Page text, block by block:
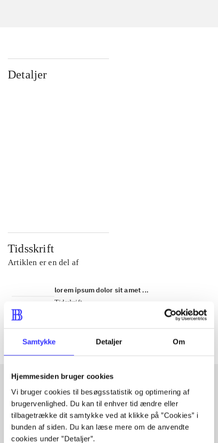
Samtykke Detaljer Om
Hjemmesiden bruger cookies
Vi bruger cookies til besøgsstatistik og optimering af
brugervenlighed. Du kan til enhver tid ændre eller
tilbagetrække dit samtykke ved at klikke på ”Cookies” i
bunden af siden. Du kan læse mere om de anvendte
cookies under ”Detaljer”.
Detaljer
Tidsskrift
Artiklen er en del af
lorem ipsum dolor sit amet ...
Tidsskrift
Artiklerne i
Artikler med samme emner
Fra